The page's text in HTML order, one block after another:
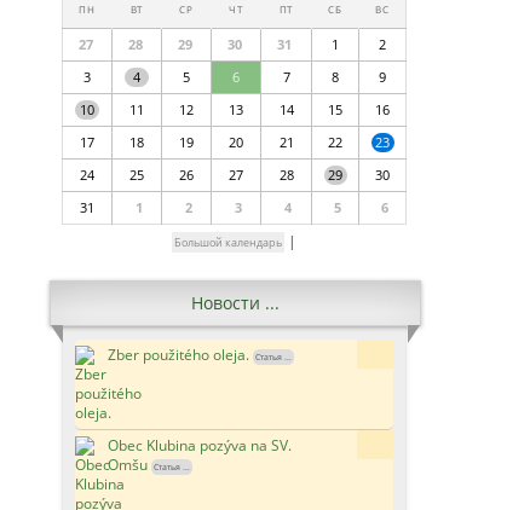
ПН ВТ СР ЧТ ПТ СБ ВС
27 28 29 30 31 1
2
3
4 5 6 7 8
9
10
11 12 13 14 15
16
17
18 19 20 21 22
23
24
25 26 27 28 29
30
31
1 2 3 4 5 6
Большой календарь |
Новости ...
Zber použitého oleja. Статья ...
Obec Klubina pozýva na SV.
Omšu Статья ...